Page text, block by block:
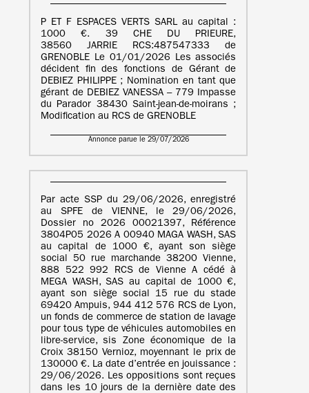
P ET F ESPACES VERTS SARL au capital :
1000 €. 39 CHE DU PRIEURE,
38560 JARRIE RCS:487547333 de
GRENOBLE Le 01/01/2026 Les associés
décident fin des fonctions de Gérant de
DEBIEZ PHILIPPE ; Nomination en tant que
gérant de DEBIEZ VANESSA – 779 Impasse
du Parador 38430 Saint-jean-de-moirans ;
Modification au RCS de GRENOBLE
Annonce parue le 29/07/2026
Par acte SSP du 29/06/2026, enregistré
au SPFE de VIENNE, le 29/06/2026,
Dossier no 2026 00021397, Référence
3804P05 2026 A 00940 MAGA WASH, SAS
au capital de 1000 €, ayant son siège
social 50 rue marchande 38200 Vienne,
888 522 992 RCS de Vienne A cédé à
MEGA WASH, SAS au capital de 1000 €,
ayant son siège social 15 rue du stade
69420 Ampuis, 944 412 576 RCS de Lyon,
un fonds de commerce de station de lavage
pour tous type de véhicules automobiles en
libre-service, sis Zone économique de la
Croix 38150 Vernioz, moyennant le prix de
130000 €. La date d’entrée en jouissance :
29/06/2026. Les oppositions sont reçues
dans les 10 jours de la dernière date des